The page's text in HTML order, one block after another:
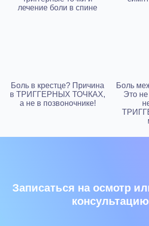
лечение боли в спине
Боль в крестце? Причина
в ТРИГГЕРНЫХ ТОЧКАХ,
а не в позвоночнике!
Боль
Это не
Записаться на осмотр
консультацию